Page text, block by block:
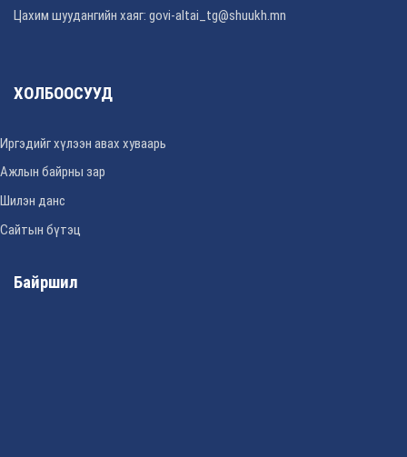
Цахим шуудангийн хаяг: govi-altai_tg@shuukh.mn
ХОЛБООСУУД
Иргэдийг хүлээн авах хуваарь
Ажлын байрны зар
Шилэн данс
Сайтын бүтэц
Байршил